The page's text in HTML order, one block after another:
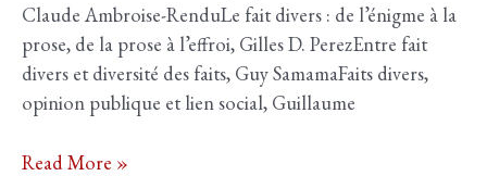
Claude Ambroise-RenduLe fait divers : de l’énigme à la
prose, de la prose à l’effroi, Gilles D. PerezEntre fait
divers et diversité des faits, Guy SamamaFaits divers,
opinion publique et lien social, Guillaume
N°161
Read More »